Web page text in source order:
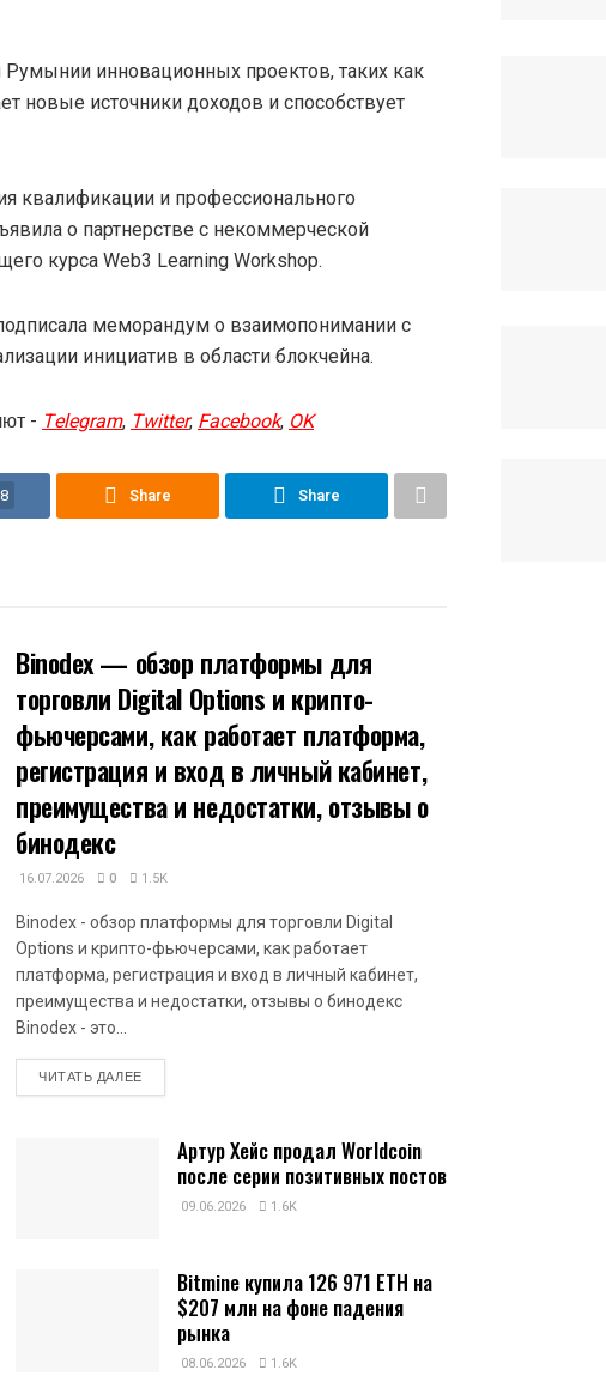
инновационных проектов, таких как
новые источники доходов и способствует
квалификации и профессионального
о партнерстве с некоммерческой
курса Web3 Learning Workshop.
меморандум о взаимопонимании с
инициатив в области блокчейна.
- Telegram, Twitter, Facebook, OK
8 Share Share
Binodex — обзор платформы для
торговли Digital Options и крипто-
фьючерсами, как работает платформа,
регистрация и вход в личный кабинет,
преимущества и недостатки, отзывы о
бинодекс
16.07.2026 0 1.5K
Binodex - обзор платформы для торговли Digital
Options и крипто-фьючерсами, как работает
платформа, регистрация и вход в личный кабинет,
преимущества и недостатки, отзывы о бинодекс
Binodex - это...
ЧИТАТЬ ДАЛЕЕDETAILS
Артур Хейс продал Worldcoin
после серии позитивных постов
09.06.2026 1.6K
Bitmine купила 126 971 ETH на
$207 млн на фоне падения
рынка
08.06.2026 1.6K